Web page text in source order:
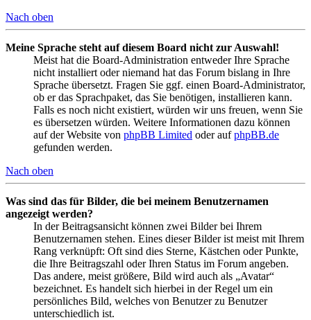
Nach oben
Meine Sprache steht auf diesem Board nicht zur Auswahl!
Meist hat die Board-Administration entweder Ihre Sprache
nicht installiert oder niemand hat das Forum bislang in Ihre
Sprache übersetzt. Fragen Sie ggf. einen Board-Administrator,
ob er das Sprachpaket, das Sie benötigen, installieren kann.
Falls es noch nicht existiert, würden wir uns freuen, wenn Sie
es übersetzen würden. Weitere Informationen dazu können
auf der Website von phpBB Limited oder aufphpBB.de
gefunden werden.
Nach oben
Was sind das für Bilder, die bei meinem Benutzernamen
angezeigt werden?
In der Beitragsansicht können zwei Bilder bei Ihrem
Benutzernamen stehen. Eines dieser Bilder ist meist mit Ihrem
Rang verknüpft: Oft sind dies Sterne, Kästchen oder Punkte,
die Ihre Beitragszahl oder Ihren Status im Forum angeben.
Das andere, meist größere, Bild wird auch als „Avatar“
bezeichnet. Es handelt sich hierbei in der Regel um ein
persönliches Bild, welches von Benutzer zu Benutzer
unterschiedlich ist.